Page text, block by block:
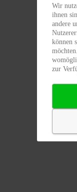
Wir
ihnen
andere
können
zur